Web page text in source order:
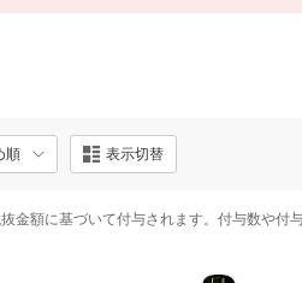
順 表示切替
金額に基づいて付与されます。付与数や付